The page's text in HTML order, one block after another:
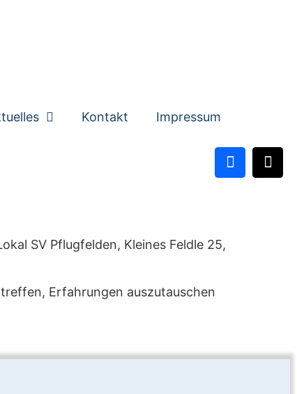
Kontakt Impressum
SV Pflugfelden, Kleines Feldle 25,
Erfahrungen auszutauschen